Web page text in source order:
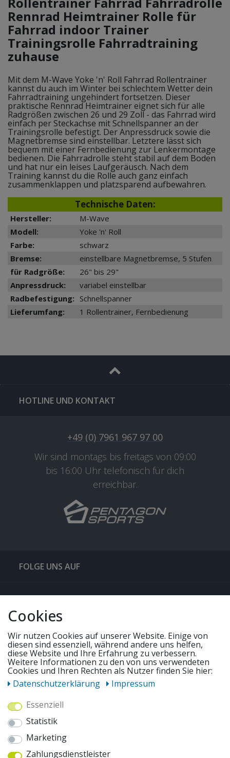
Rennrad Heimtrainer Rolle für
Fahrrad indoor Trainer
Trainingsrolle Fahrradtraining
zuhause
Mit dem M-Wave Yoke 'n' Roll Fahrrad Rollentrainer
kannst du auch im Winter bei schlechtem Wetter dein
Fahrradtraining ungehindert fortsetzen. Dieser
praktische Rennrad Heimtrainer eignet sich für alle
Radgrößen zwischen 26 und 29 Zoll - das Fahrrad wird
einfach per Steckachse mit Schnellspanner an der
Trainingsrolle befestigt. Der Anpressdruck sowie die
Magnetbremse sind einstellbar. Letztere lässt sich
bequem mit einer Fernbedienung zur Lenkermontage
bedienen. Die Fahrradrolle steht stabil auf dem Boden
und hat nur ein leises Laufgeräusch. Nach dem
Training kannst du die Rolle auch ganz einfach
zusammenklappen und platzsparend aufbewahren.
Technische Daten:
Hersteller:
M-Wave
Modell:
Yoke 'n' Roll
Farbe:
schwarz
Bremse:
einstellbare Magnetbremse, 5 Stufen
für Radgröße:
26" bis 29"
Anpressdruck:
variabel einstellbar
Radbefestigung: Schnellspanner
Lieferumfang:
1 Rollentrainer, Fernbedienung
HOTLINE UND KONTAKT
+49 (0) 7961 967 97 00
Wir sind montags bis freitags von 09:00
bis 16:00 Uhr telefonisch für dich
erreichbar.
FOLGE UNS AUF
QUICKLINKS & TIPPS
UNSERE ANGEBOTE
WIR VERSENDEN MIT
Cookies
Wir nutzen Cookies auf unserer Website. Einige von
diesen sind essenziell, während andere uns helfen,
diese Website und Ihre Erfahrung zu verbessern.
Weitere Informationen zu den von uns verwendeten
Cookies und Ihren Rechten als Nutzer finden Sie hier:
Daten­schutz­erklärung
Impressum
Essenziell
Statistik
Marketing
Zahlungsdienstleister